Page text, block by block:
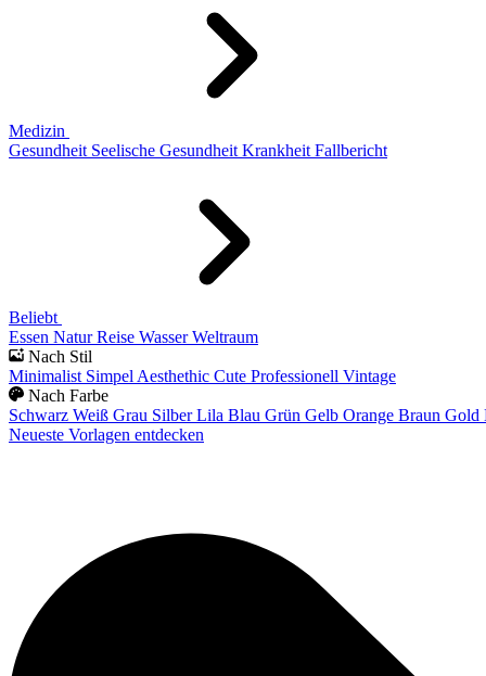
Medizin
Gesundheit Seelische Gesundheit Krankheit Fallbericht
Beliebt
Essen Natur Reise Wasser Weltraum
Nach Stil
Minimalist Simpel Aesthethic Cute Professionell Vintage
Nach Farbe
Schwarz Weiß Grau Silber Lila Blau Grün Gelb Orange Braun Gold
Neueste Vorlagen entdecken